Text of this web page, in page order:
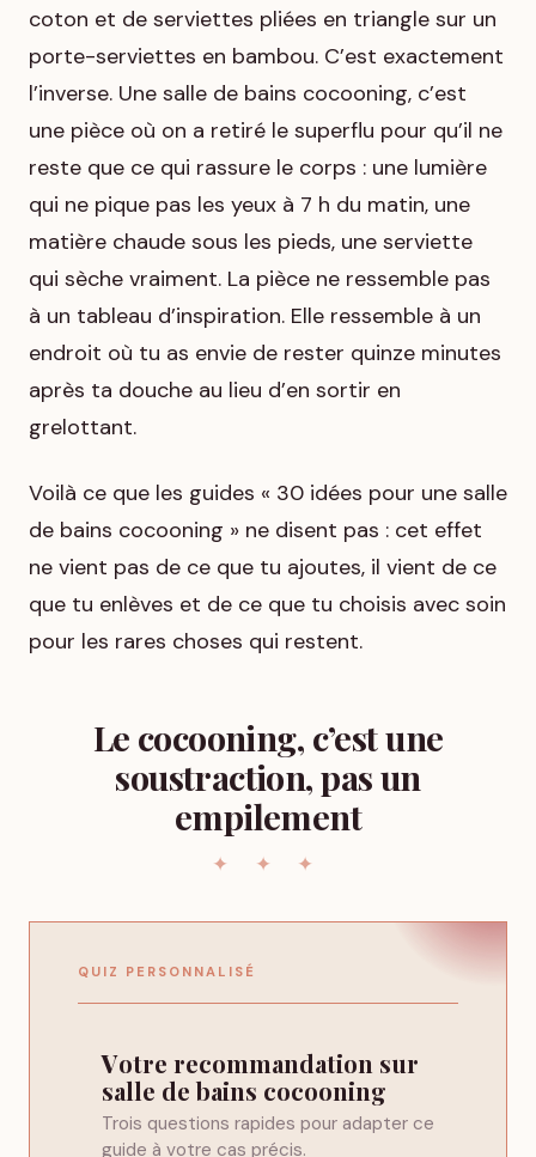
coton et de serviettes pliées en triangle sur un
porte-serviettes en bambou. C’est exactement
l’inverse. Une salle de bains cocooning, c’est
une pièce où on a retiré le superflu pour qu’il ne
reste que ce qui rassure le corps : une lumière
qui ne pique pas les yeux à 7 h du matin, une
matière chaude sous les pieds, une serviette
qui sèche vraiment. La pièce ne ressemble pas
à un tableau d’inspiration. Elle ressemble à un
endroit où tu as envie de rester quinze minutes
après ta douche au lieu d’en sortir en
grelottant.
Voilà ce que les guides « 30 idées pour une salle
de bains cocooning » ne disent pas : cet effet
ne vient pas de ce que tu ajoutes, il vient de ce
que tu enlèves et de ce que tu choisis avec soin
pour les rares choses qui restent.
Le cocooning, c’est une
soustraction, pas un
empilement
QUIZ PERSONNALISÉ
Votre recommandation sur
salle de bains cocooning
Trois questions rapides pour adapter ce
guide à votre cas précis.